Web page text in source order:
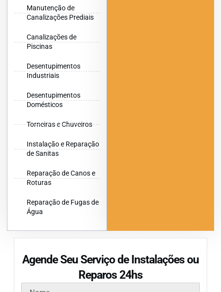
Manutenção de
Canalizações Prediais
Canalizações de
Piscinas
Desentupimentos
Industriais
Desentupimentos
Domésticos
Torneiras e Chuveiros
Instalação e Reparação
de Sanitas
Reparação de Canos e
Roturas
Reparação de Fugas de
Água
Agende Seu Serviço de Instalações ou
Reparos 24hs